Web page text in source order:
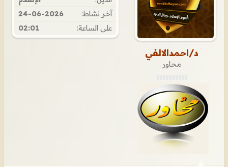
د/احمدالالفي
محاور
آخر نشاط:
24-06-2026
على الساعة:
02:01